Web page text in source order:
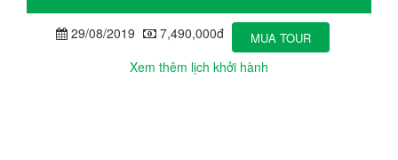
29/08/2019 7,490,000đ MUA TOUR
Xem thêm lịch khởi hành